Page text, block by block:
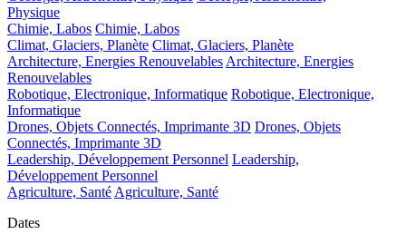
Physique
Chimie, Labos Chimie, Labos
Climat, Glaciers, Planète Climat, Glaciers, Planète
Architecture, Energies Renouvelables Architecture, Energies
Renouvelables
Robotique, Electronique, Informatique Robotique, Electronique,
Informatique
Drones, Objets Connectés, Imprimante 3D Drones, Objets
Connectés, Imprimante 3D
Leadership, Développement Personnel Leadership,
Développement Personnel
Agriculture, Santé Agriculture, Santé
Dates